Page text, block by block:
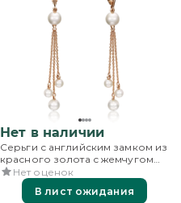
Нет в наличии
Серьги с английским замком из
красного золота с жемчугом
культивированным
Нет оценок
В лист ожидания